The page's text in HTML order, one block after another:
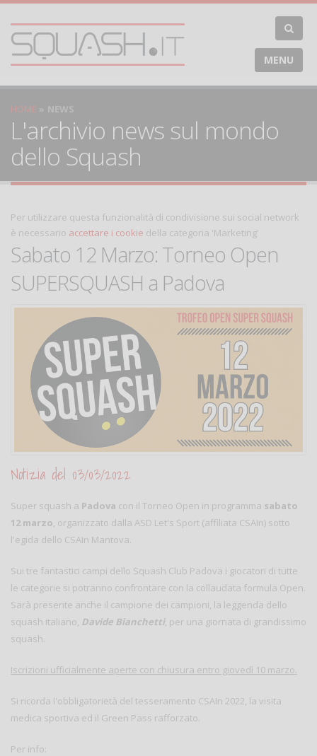
MENU
HOME NEWS
L'archivio news sul mondo
dello Squash
Per utilizzare questa funzionalità di condivisione sui social network
è necessario accettare i cookie della categoria 'Marketing'
Sabato 12 Marzo: Torneo Open
SUPERSQUASH a Padova
Notizia del 03/03/2022
Super squash a Padova con il Torneo Open in programma sabato
12 marzo, organizzato dalla ASD Let's Sport (affiliata CSAIn) sotto
l'egida dello CSAIn Mantova.
Sui tre fantastici campi dello Squash Club Padova i giocatori di tutte
le categorie si potranno confrontare con la collaudata formula Open.
Sarà presente anche il campione dei campioni, la leggenda dello
squash italiano, Davide Bianchetti, per una giornata di grandissimo
squash.
Iscrizioni ufficialmente aperte con chiusura entro giovedì 10 marzo.
Si ricorda l'obbligatorietà del tesseramento CSAIn 2022, la visita
medica sportiva ed il Green Pass rafforzato.
Per info: